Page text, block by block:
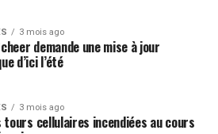
3 mois ago
demande une mise à jour
d’ici l’été
3 mois ago
tours cellulaires incendiées au cours